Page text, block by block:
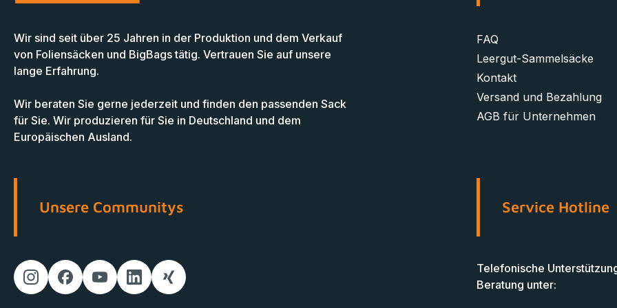
Wir sind seit über 25 Jahren in der Produktion und dem Verkauf
von Foliensäcken und BigBags tätig. Vertrauen Sie auf unsere
lange Erfahrung.
Wir beraten Sie gerne jederzeit und finden den passenden Sack
für Sie. Wir produzieren für Sie in Deutschland und dem
Europäischen Ausland.
FAQ
Leergut-Sammelsäcke
Kontakt
Versand und Bezahlung
AGB für Unternehmen
Unsere Communitys Service Hotline
Telefonische
Beratung unter: